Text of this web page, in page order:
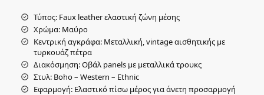
Τύπος: Faux leather ελαστική ζώνη μέσης
Χρώμα: Μαύρο
Κεντρική αγκράφα: Μεταλλική, vintage αισθητικής με
τυρκουάζ πέτρα
Διακόσμηση: Οβάλ panels με μεταλλικά τρουκς
Στυλ: Boho – Western – Ethnic
Εφαρμογή: Ελαστικό πίσω μέρος για άνετη προσαρμογή